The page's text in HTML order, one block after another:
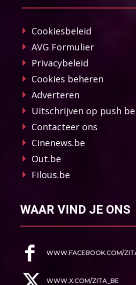
Cookiesbeleid
AVG Formulier
Privacybeleid
Cookies beheren
Adverteren
Uitschrijven op push
Contacteer ons
Cinenews.be
Out.be
Filous.be
WAAR VIND JE ONS
WWW.FACEBOOK.COM/
WWW.X.COM/ZITA_BE